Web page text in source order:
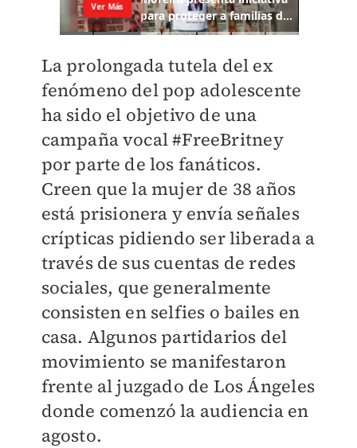
La prolongada tutela del ex
fenómeno del pop adolescente
ha sido el objetivo de una
campaña vocal #FreeBritney
por parte de los fanáticos.
Creen que la mujer de 38 años
está prisionera y envía señales
crípticas pidiendo ser liberada a
través de sus cuentas de redes
sociales, que generalmente
consisten en selfies o bailes en
casa. Algunos partidarios del
movimiento se manifestaron
frente al juzgado de Los Ángeles
donde comenzó la audiencia en
agosto.